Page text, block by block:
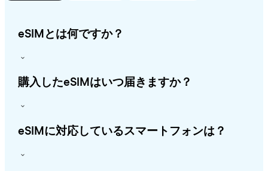
eSIMとは何ですか？
購入したeSIMはいつ届きますか？
eSIMに対応しているスマートフォンは？